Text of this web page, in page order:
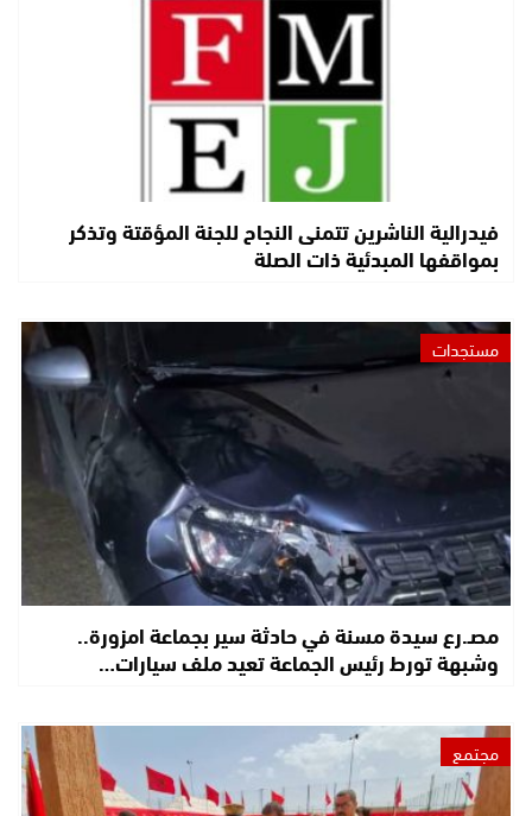
فيدرالية الناشرين تتمنى النجاح للجنة المؤقتة وتذكر
بمواقفها المبدئية ذات الصلة
مستجدات
مصـ.رع سيدة مسنة في حادثة سير بجماعة امزورة..
وشبهة تورط رئيس الجماعة تعيد ملف سيارات…
مجتمع